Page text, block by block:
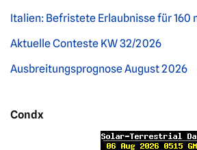
Italien: Befristete Erlaubnisse für 160
Aktuelle Conteste KW 32/2026
Ausbreitungsprognose August 2026
Condx